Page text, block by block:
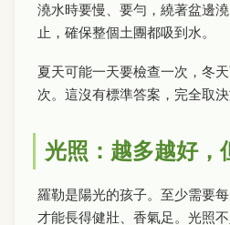
澆水時要慢、要勻，繞著盆邊
止，確保整個土團都吸到水。
夏天可能一天要檢查一次，冬
次。這沒有標準答案，完全取決
光照：越多越好，
羅勒是陽光的孩子。至少需要
才能長得健壯、香氣足。光照